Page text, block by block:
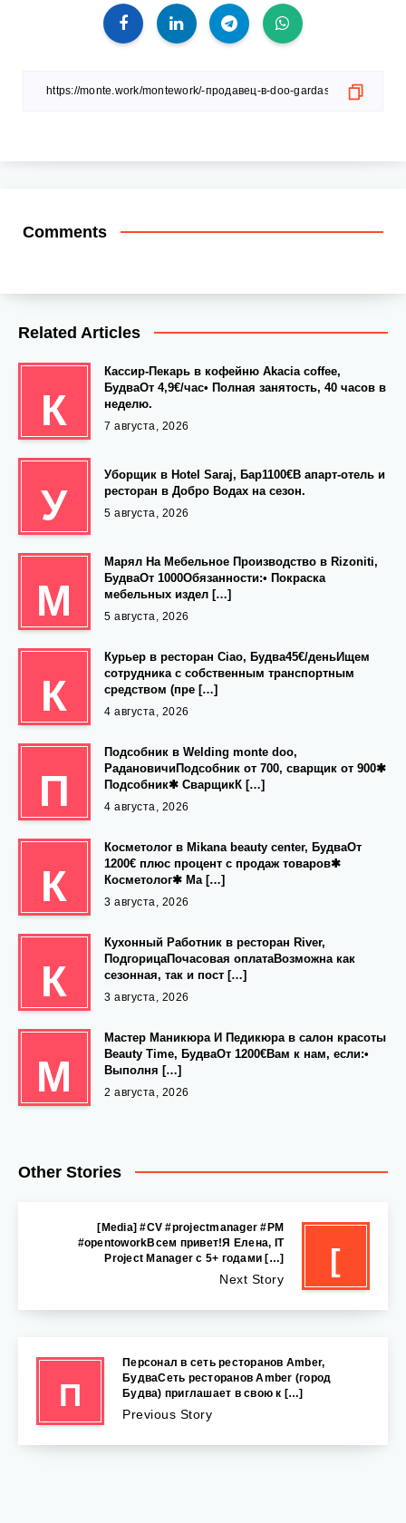
Comments
Related Articles
К
Кассир-Пекарь в кофейню Akacia coffee,
БудваОт 4,9€/час• Полная занятость, 40 часов в
неделю.
7 августа, 2026
У
Уборщик в Hotel Saraj, Бар1100€В апарт-отель и
ресторан в Добро Водах на сезон.
5 августа, 2026
М
Марял На Мебельное Производство в Rizoniti,
БудваОт 1000Обязанности:• Покраска
мебельных издел […]
5 августа, 2026
К
Курьер в ресторан Ciao, Будва45€/деньИщем
сотрудника с собственным транспортным
средством (пре […]
4 августа, 2026
П
Подсобник в Welding monte doo,
РадановичиПодсобник от 700, сварщик от 900✱
Подсобник✱ СварщикК […]
4 августа, 2026
К
Косметолог в Mikana beauty center, БудваОт
1200€ плюс процент с продаж товаров✱
Косметолог✱ Ма […]
3 августа, 2026
К
Кухонный Работник в ресторан River,
ПодгорицаПочасовая оплатаВозможна как
сезонная, так и пост […]
3 августа, 2026
М
Мастер Маникюра И Педикюра в салон красоты
Beauty Time, БудваОт 1200€Вам к нам, если:•
Выполня […]
2 августа, 2026
Other Stories
[
[Media] #CV #projectmanager #PM
#opentoworkВсем привет!Я Елена, IT
Project Manager с 5+ годами […]
Next Story
П
Персонал в cеть ресторанов Amber,
БудваСеть ресторанов Amber (город
Будва) приглашает в свою к […]
Previous Story